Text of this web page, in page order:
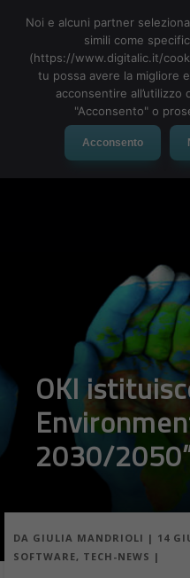
OKI
2030/
DA GIULIA MANDRIOLI | 14
SOFTWARE, TECH-NEWS |
Noi e alcuni partner
simili come
(https://www.digitalic.it/
tu possa avere la migliore
acconsentire
"Acconsento" o
Acconsento